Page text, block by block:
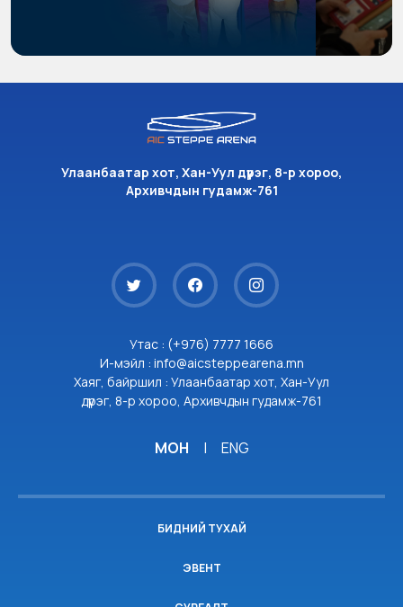
Улаанбаатар хот, Хан-Уул дүүрэг, 8-р хороо,
Архивчдын гудамж-761
Утас : (+976) 7777 1666
И-мэйл : info@aicsteppearena.mn
Хаяг, байршил : Улаанбаатар хот, Хан-Уул
дүүрэг, 8-р хороо, Архивчдын гудамж-761
МОН | ENG
БИДНИЙ ТУХАЙ
ЭВЕНТ